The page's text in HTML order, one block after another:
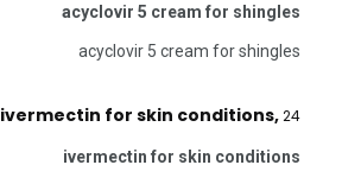
acyclovir 5 cream for shingles
acyclovir 5 cream for shingles
ivermectin for skin conditions,24 يونيو 2026 @ 12:23 م
ivermectin for skin conditions